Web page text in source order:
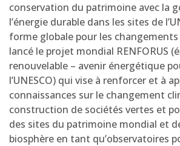
conservation du patrimoine avec la
l’énergie durable dans les sites de
forme globale pour les
lancé le projet mondial RENFORUS
renouvelable – avenir énergétique
l’UNESCO) qui vise à renforcer et à
connaissances sur le changement
construction de sociétés vertes et
des sites du patrimoine mondial et
biosphère en tant qu’observatoires